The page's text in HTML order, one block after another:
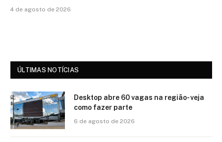
4 de agosto de 2026
ÚLTIMAS NOTÍCIAS
Desktop abre 60 vagas na região- veja
como fazer parte
6 de agosto de 2026